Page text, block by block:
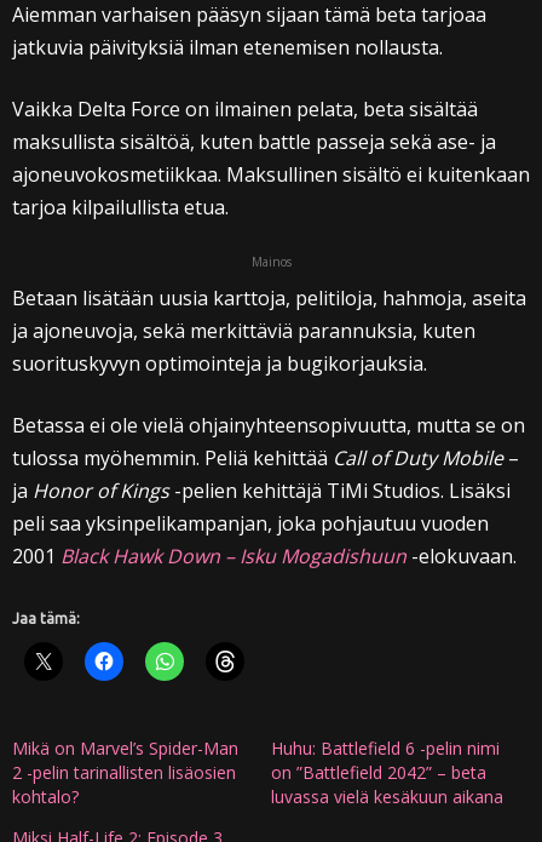
Aiemman varhaisen pääsyn sijaan tämä beta tarjoaa
jatkuvia päivityksiä ilman etenemisen nollausta.
Vaikka Delta Force on ilmainen pelata, beta sisältää
maksullista sisältöä, kuten battle passeja sekä ase- ja
ajoneuvokosmetiikkaa. Maksullinen sisältö ei kuitenkaan
tarjoa kilpailullista etua.
Mainos
Betaan lisätään uusia karttoja, pelitiloja, hahmoja, aseita
ja ajoneuvoja, sekä merkittäviä parannuksia, kuten
suorituskyvyn optimointeja ja bugikorjauksia.
Betassa ei ole vielä ohjainyhteensopivuutta, mutta se on
tulossa myöhemmin. Peliä kehittää Call of Duty Mobile–
ja Honor of Kings-pelien kehittäjä TiMi Studios. Lisäksi
peli saa yksinpelikampanjan, joka pohjautuu vuoden
2001 Black Hawk Down – Isku Mogadishuun -elokuvaan.
Jaa tämä:
Mikä on Marvel’s Spider-Man
2 -pelin tarinallisten lisäosien
kohtalo?
Huhu: Battlefield 6 -pelin nimi
on ”Battlefield 2042” – beta
luvassa vielä kesäkuun aikana